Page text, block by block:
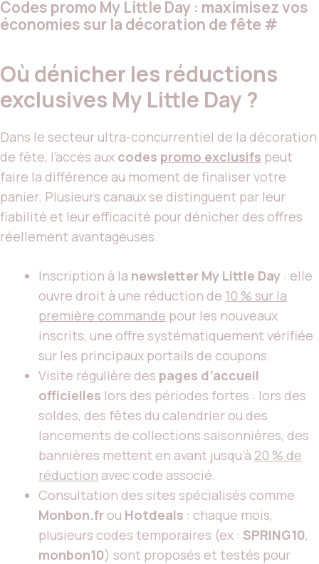
Codes promo My Little Day : maximisez vos
économies sur la décoration de fête #
Où dénicher les réductions
exclusives My Little Day ?
Dans le secteur ultra-concurrentiel de la décoration
de fête, l’accès aux codes promo exclusifs peut
faire la différence au moment de finaliser votre
panier. Plusieurs canaux se distinguent par leur
fiabilité et leur efficacité pour dénicher des offres
réellement avantageuses.
Inscription à la newsletter My Little Day : elle
ouvre droit à une réduction de 10 % sur la
première commande pour les nouveaux
inscrits, une offre systématiquement vérifiée
sur les principaux portails de coupons.
Visite régulière des pages d’accueil
officielles lors des périodes fortes : lors des
soldes, des fêtes du calendrier ou des
lancements de collections saisonnières, des
bannières mettent en avant jusqu’à 20 % de
réduction avec code associé.
Consultation des sites spécialisés comme
Monbon.fr ou Hotdeals : chaque mois,
plusieurs codes temporaires (ex : SPRING10,
monbon10) sont proposés et testés pour